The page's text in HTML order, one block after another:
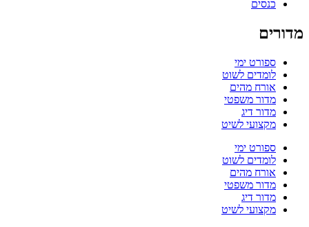
כנסים
מדורים
ספורט ימי
לומדים לשוט
אורח מהים
מדור משפטי
מדור דיג
מקצועי לשיט
ספורט ימי
לומדים לשוט
אורח מהים
מדור משפטי
מדור דיג
מקצועי לשיט